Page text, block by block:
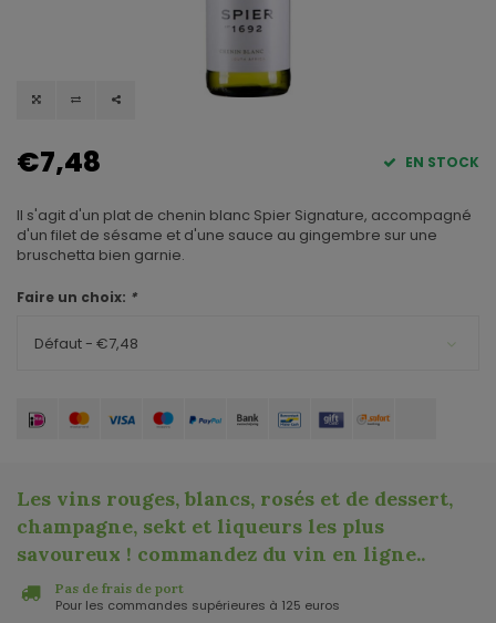
€7,48 EN STOCK
Il s'agit d'un plat de chenin blanc Spier Signature, accompagné
d'un filet de sésame et d'une sauce au gingembre sur une
bruschetta bien garnie.
Faire un choix: *
Défaut - €7,48
Les vins rouges, blancs, rosés et de dessert,
champagne, sekt et liqueurs les plus
savoureux ! commandez du vin en ligne..
Pas de frais de port
Pour les commandes supérieures à 125 euros